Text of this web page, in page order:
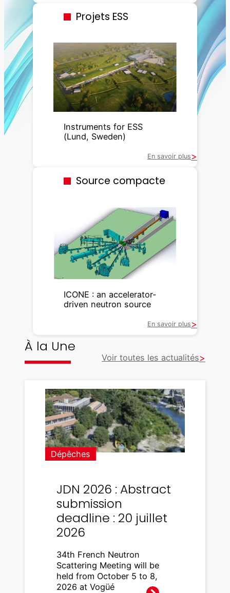
Projets ESS
Instruments for ESS
(Lund, Sweden)
En savoir plus
Source compacte
ICONE : an accelerator-
driven neutron source
En savoir plus
À la Une
Voir toutes les actualités
Dépêches
JDN 2026 : Abstract
submission
deadline : 20 juillet
2026
34th French Neutron
Scattering Meeting will be
held from October 5 to 8,
2026 at Vogüé